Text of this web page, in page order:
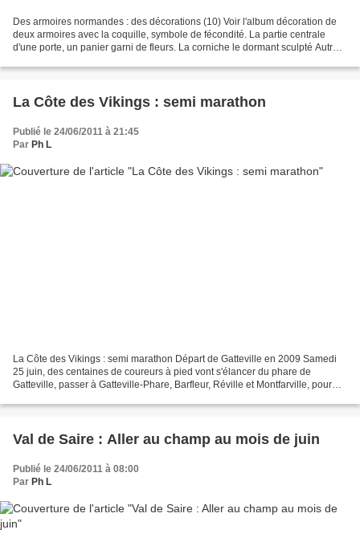
Des armoires normandes : des décorations (10) Voir l'album décoration de
deux armoires avec la coquille, symbole de fécondité. La partie centrale
d'une porte, un panier garni de fleurs. La corniche le dormant sculpté Autre
La Côte des Vikings : semi marathon
Publié le 24/06/2011 à 21:45
Par Ph L
La Côte des Vikings : semi marathon Départ de Gatteville en 2009 Samedi
25 juin, des centaines de coureurs à pied vont s'élancer du phare de
Gatteville, passer à Gatteville-Phare, Barfleur, Réville et Montfarville, pour
Val de Saire : Aller au champ au mois de juin
Publié le 24/06/2011 à 08:00
Par Ph L